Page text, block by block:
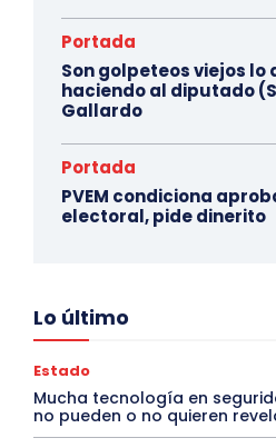
Portada
Son golpeteos viejos lo
haciendo al diputado
Gallardo
Portada
PVEM condiciona
electoral, pide dinerito
Lo último
Estado
Mucha tecnología en
no pueden o no quieren